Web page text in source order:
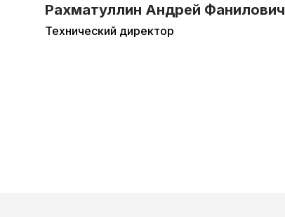
Рахматуллин Андрей Фанилович
Технический директор